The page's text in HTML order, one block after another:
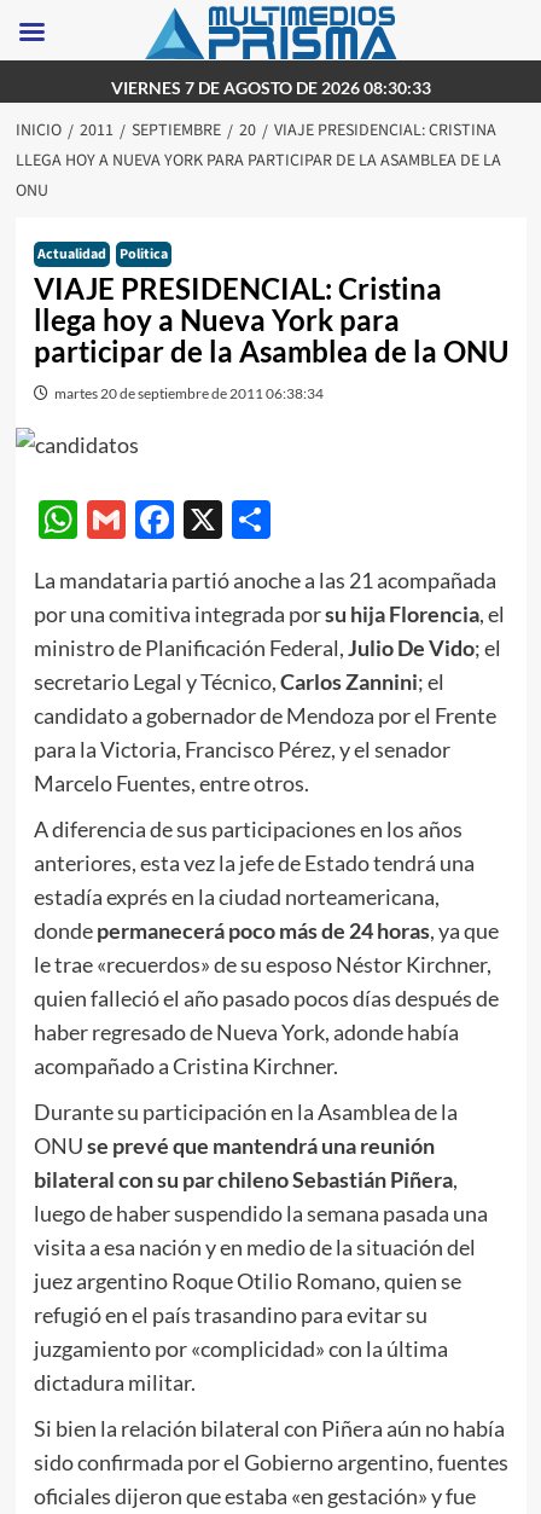
al
contenido
VIERNES 7 DE AGOSTO DE 2026 08:30:33
INICIO 2011 SEPTIEMBRE 20
VIAJE PRESIDENCIAL: CRISTINA
LLEGA HOY A NUEVA YORK PARA PARTICIPAR DE LA ASAMBLEA DE LA
ONU
Actualidad Politica
VIAJE PRESIDENCIAL: Cristina
llega hoy a Nueva York para
participar de la Asamblea de la ONU
martes 20 de septiembre de 2011 06:38:34
WhatsApp
GmailFacebook
X Compartir
La mandataria partió anoche a las 21 acompañada
por una comitiva integrada porsu hija Florencia, el
ministro de Planificación Federal,Julio De Vido; el
secretario Legal y Técnico,Carlos Zannini; el
candidato a gobernador de Mendoza por el Frente
para la Victoria, Francisco Pérez, y el senador
Marcelo Fuentes, entre otros.
A diferencia de sus participaciones en los años
anteriores, esta vez la jefe de Estado tendrá una
estadía exprés en la ciudad norteamericana,
dondepermanecerá poco más de 24 horas, ya que
le trae «recuerdos» de su esposo Néstor Kirchner,
quien falleció el año pasado pocos días después de
haber regresado de Nueva York, adonde había
acompañado a Cristina Kirchner.
Durante su participación en la Asamblea de la
ONUse prevé que mantendrá una reunión
bilateral con su par chileno Sebastián Piñera,
luego de haber suspendido la semana pasada una
visita a esa nación y en medio de la situación del
juez argentino Roque Otilio Romano, quien se
refugió en el país trasandino para evitar su
juzgamiento por «complicidad» con la última
dictadura militar.
Si bien la relación bilateral con Piñera aún no había
sido confirmada por el Gobierno argentino, fuentes
oficiales dijeron que estaba «en gestación» y fue